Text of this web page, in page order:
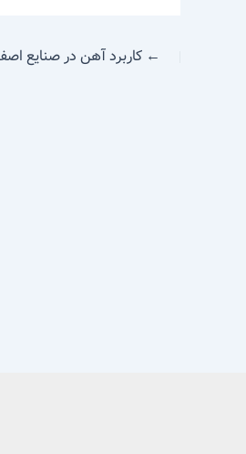
← کاربرد آهن در صنایع